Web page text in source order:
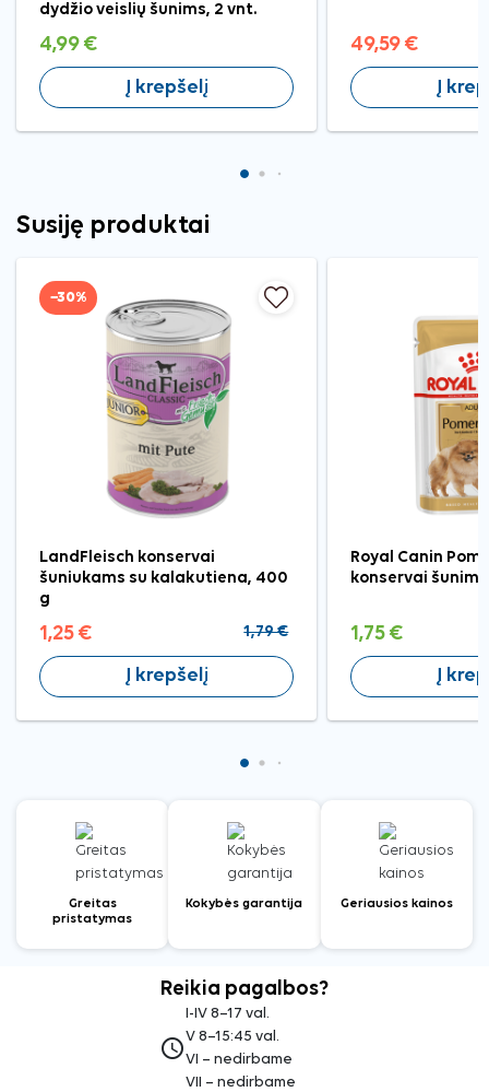
dydžio veislių šunims, 2 vnt.
4,99 €
Į krepšelį
49,59 €
Į
Susiję produktai
−30%
LandFleisch konservai
šuniukams su kalakutiena, 400
g
1,25 € 1,79 €
Į krepšelį
Royal Canin
konservai šunims
1,75 €
Į
Greitas
pristatymas
Kokybės garantija Geriausios kainos
Reikia pagalbos?
access_time
I-IV 8–17 val.
V 8–15:45 val.
VI – nedirbame
VII – nedirbame